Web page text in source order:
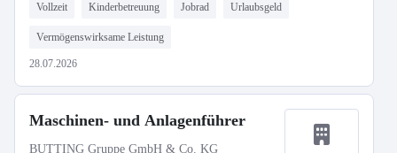
Vollzeit Kinderbetreuung Jobrad Urlaubsgeld
Vermögenswirksame Leistung
28.07.2026
Maschinen- und Anlagenführer
BUTTING Gruppe GmbH & Co. KG